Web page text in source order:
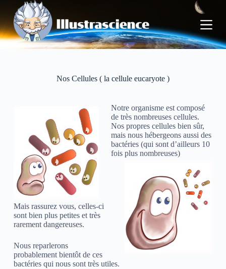
s
s
Nos Cellules ( la cellule eucaryote )
Notre organisme est composé
de très nombreuses cellules.
Nos propres cellules bien sûr,
mais nous hébergeons aussi des
bactéries (qui sont d’ailleurs 10
fois plus nombreuses)
Mais rassurez vous, celles-ci
sont bien plus petites et très
rarement dangereuses.
Nous reparlerons
probablement bientôt de ces
bactéries qui nous sont très utiles.